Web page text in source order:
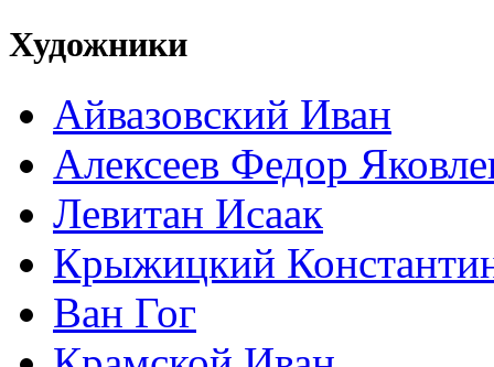
Художники
Айвазовский Иван
Алексеев Федор
Левитан Исаак
Крыжицкий
Ван Гог